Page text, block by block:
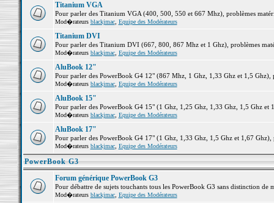
Titanium VGA
Pour parler des Titanium VGA (400, 500, 550 et 667 Mhz), problèmes
Mod�rateurs blackjmac, Equipe des Modérateurs
Titanium DVI
Pour parler des Titanium DVI (667, 800, 867 Mhz et 1 Ghz), problèmes
Mod�rateurs blackjmac, Equipe des Modérateurs
AluBook 12"
Pour parler des PowerBook G4 12" (867 Mhz, 1 Ghz, 1,33 Ghz et 1,5 Ghz),
Mod�rateurs blackjmac, Equipe des Modérateurs
AluBook 15"
Pour parler des PowerBook G4 15" (1 Ghz, 1,25 Ghz, 1,33 Ghz, 1,5 Ghz et
Mod�rateurs blackjmac, Equipe des Modérateurs
AluBook 17"
Pour parler des PowerBook G4 17" (1 Ghz, 1,33 Ghz, 1,5 Ghz et 1,67 Ghz),
Mod�rateurs blackjmac, Equipe des Modérateurs
PowerBook G3
Forum générique PowerBook G3
Pour débattre de sujets touchants tous les PowerBook G3 sans distinction de
Mod�rateurs blackjmac, Equipe des Modérateurs